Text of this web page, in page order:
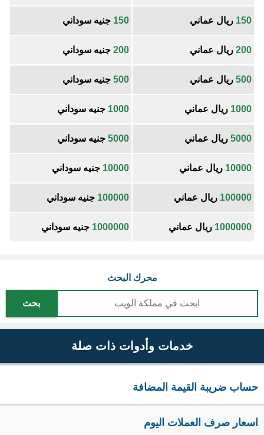
150 ريال عماني 150 جنيه سوداني
200 ريال عماني 200 جنيه سوداني
500 ريال عماني 500 جنيه سوداني
1000 ريال عماني 1000 جنيه سوداني
5000 ريال عماني 5000 جنيه سوداني
10000 ريال عماني 10000 جنيه سوداني
100000 ريال عماني 100000 جنيه سوداني
1000000 ريال عماني 1000000 جنيه سوداني
محرك البحث
بحث
خدمات وأدوات ذات صلة
حساب ضريبة القيمة المضافة
اسعار صرف العملات اليوم